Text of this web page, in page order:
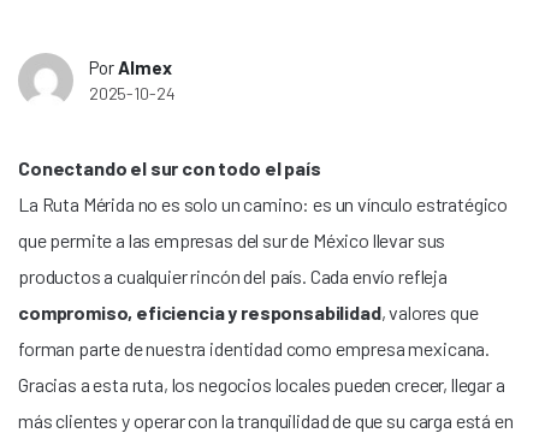
PorAlmex
2025-10-24
Conectando el sur con todo el país
La Ruta Mérida no es solo un camino: es un vínculo estratégico
que permite a las empresas del sur de México llevar sus
productos a cualquier rincón del país. Cada envío refleja
compromiso, eficiencia y responsabilidad, valores que
forman parte de nuestra identidad como empresa mexicana.
Gracias a esta ruta, los negocios locales pueden crecer, llegar a
más clientes y operar con la tranquilidad de que su carga está en